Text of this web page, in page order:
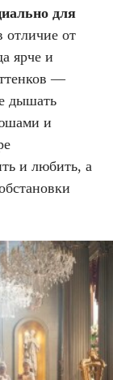
для
отличие от
ярче и
—
дышать
и
и любить, а